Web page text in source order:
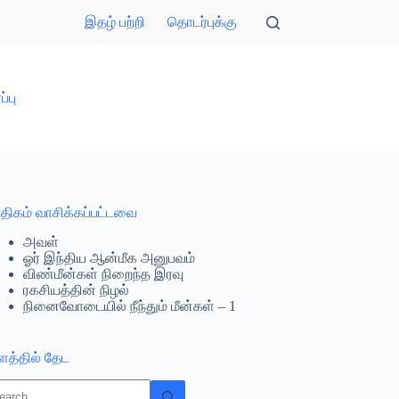
இதழ் பற்றி தொடர்புக்கு
வாசிக்கப்பட்டவை
அவள்
ஓர் இந்திய ஆன்மீக அனுபவம்
விண்மீன்கள் நிறைந்த இரவு
ரகசியத்தின் நிழல்
நினைவோடையில் நீந்தும் மீன்கள் – 1
தேட